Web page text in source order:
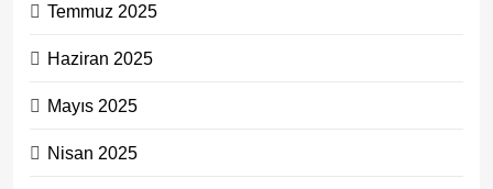
Temmuz 2025
Haziran 2025
Mayıs 2025
Nisan 2025